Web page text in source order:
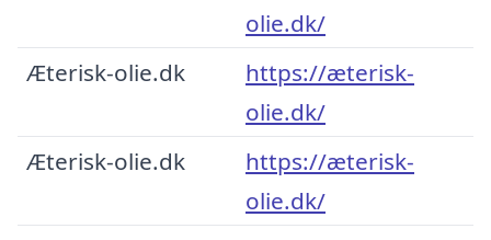
olie.dk/
Æterisk-olie.dk
https://æterisk-
olie.dk/
Æterisk-olie.dk
https://æterisk-
olie.dk/